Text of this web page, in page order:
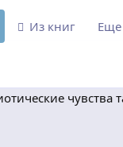
Из книг